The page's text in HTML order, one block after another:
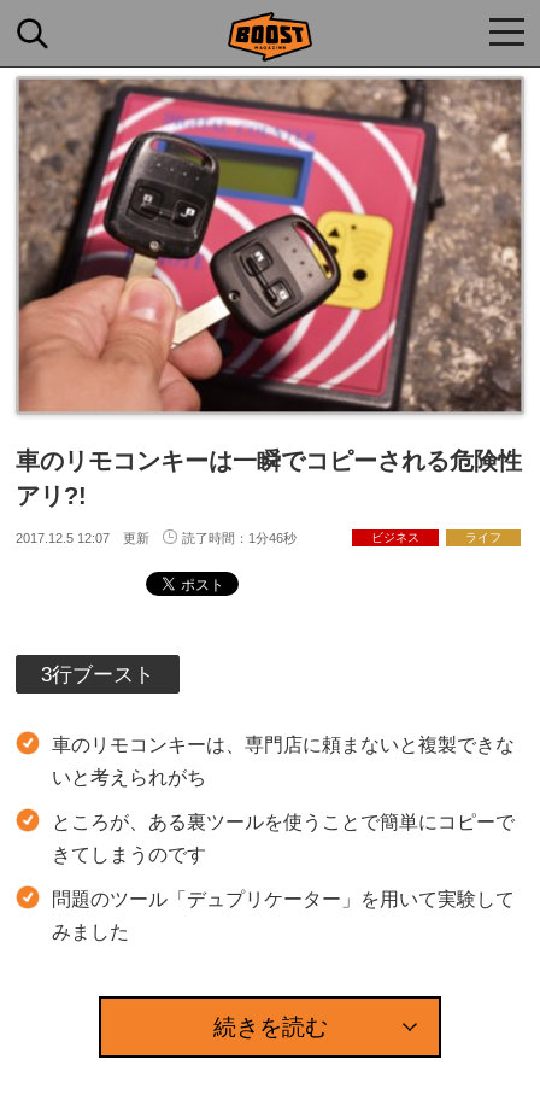
車のリモコンキーは一瞬でコピーされる危険性
アリ?!
2017.12.5 12:07 更新 読了時間：1分46秒 ビジネス ライフ
3行ブースト
車のリモコンキーは、専門店に頼まないと複製できな
いと考えられがち
ところが、ある裏ツールを使うことで簡単にコピーで
きてしまうのです
問題のツール「デュプリケーター」を用いて実験して
みました
続きを読む